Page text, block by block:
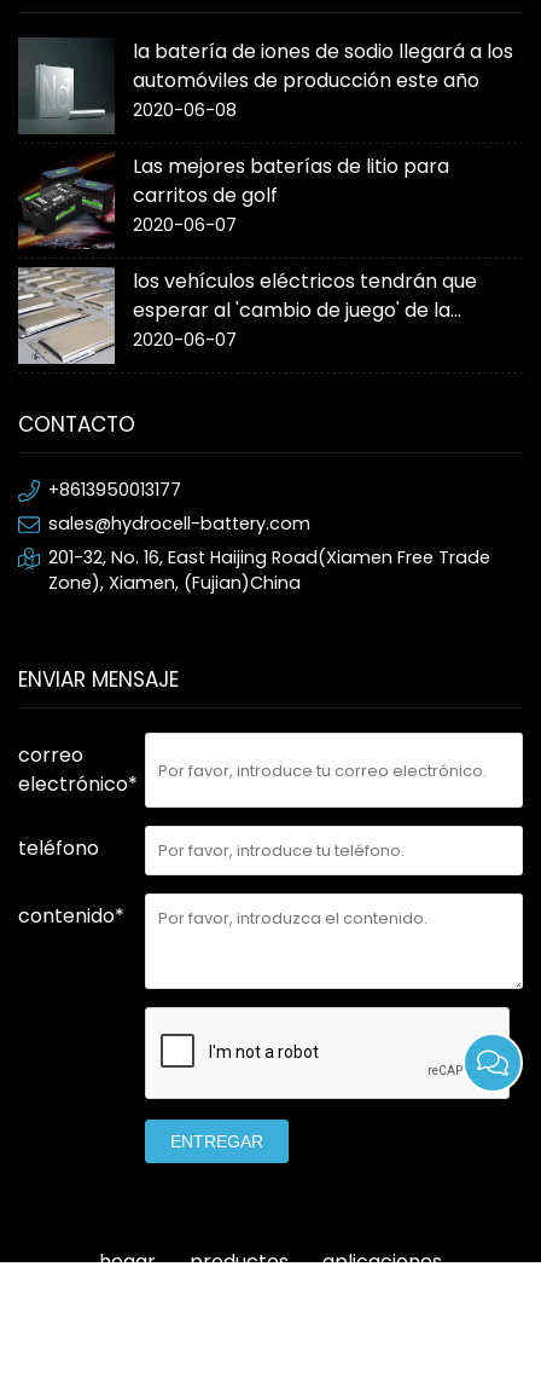
la batería de iones de sodio llegará a los
automóviles de producción este año
2020-06-08
Las mejores baterías de litio para
carritos de golf
2020-06-07
los vehículos eléctricos tendrán que
esperar al 'cambio de juego' de la
batería de estado sólido
2020-06-07
CONTACTO
+8613950013177
sales@hydrocell-battery.com
201-32, No. 16, East Haijing Road(Xiamen Free Trade
Zone), Xiamen, (Fujian)China
ENVIAR MENSAJE
correo
electrónico*
teléfono
contenido*
ENTREGAR
hogar productos
aplicaciones